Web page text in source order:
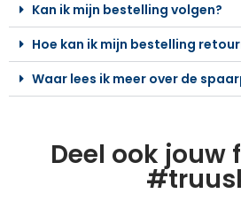
Kan ik mijn bestelling volgen?
Hoe kan ik mijn bestelling
Waar lees ik meer over de
Deel ook jouw